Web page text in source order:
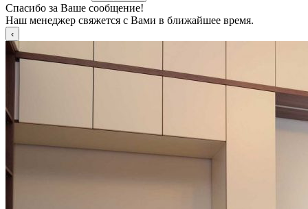
Спасибо за Ваше сообщение!
Наш менеджер свяжется с Вами в ближайшее время.